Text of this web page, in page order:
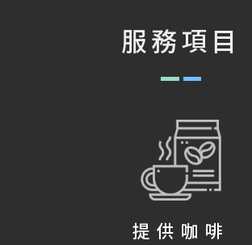
服務項目
提供咖啡